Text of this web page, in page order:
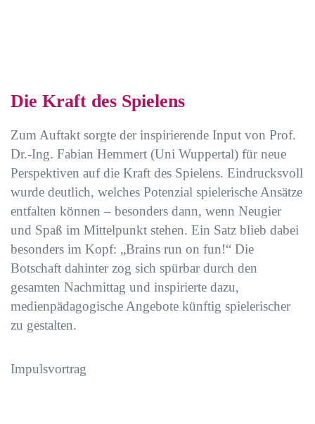
Die Kraft des Spielens
Zum Auftakt sorgte der inspirierende Input von Prof.
Dr.-Ing. Fabian Hemmert (Uni Wuppertal) für neue
Perspektiven auf die Kraft des Spielens. Eindrucksvoll
wurde deutlich, welches Potenzial spielerische Ansätze
entfalten können – besonders dann, wenn Neugier
und Spaß im Mittelpunkt stehen. Ein Satz blieb dabei
besonders im Kopf: „Brains run on fun!“ Die
Botschaft dahinter zog sich spürbar durch den
gesamten Nachmittag und inspirierte dazu,
medienpädagogische Angebote künftig spielerischer
zu gestalten.
Impulsvortrag